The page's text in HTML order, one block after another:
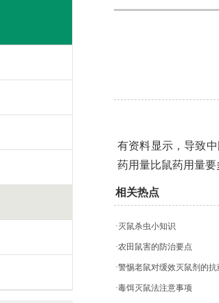
有资料显示，导致
药用量比鼠药用量
相关热点
·灭鼠杀虫小知识
·农田鼠害的防治要点
·警惕老鼠对缓效灭鼠剂的
·毒饵灭鼠法注意事项